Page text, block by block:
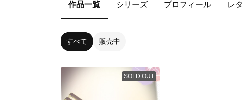
作品一覧 シリーズ プロフィール レ
すべて 販売中
SOLD OUT